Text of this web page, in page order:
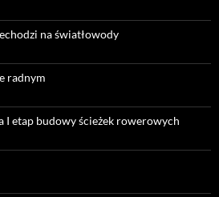
na światłowody
radnym
I etap budowy ścieżek rowerowych